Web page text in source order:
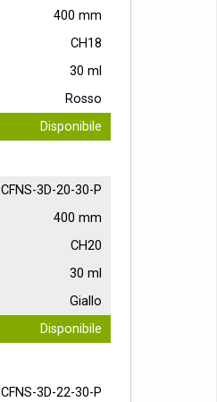
400 mm
CH18
30 ml
Rosso
Disponibile
CFNS-3D-20-30-P
400 mm
CH20
30 ml
Giallo
Disponibile
CFNS-3D-22-30-P